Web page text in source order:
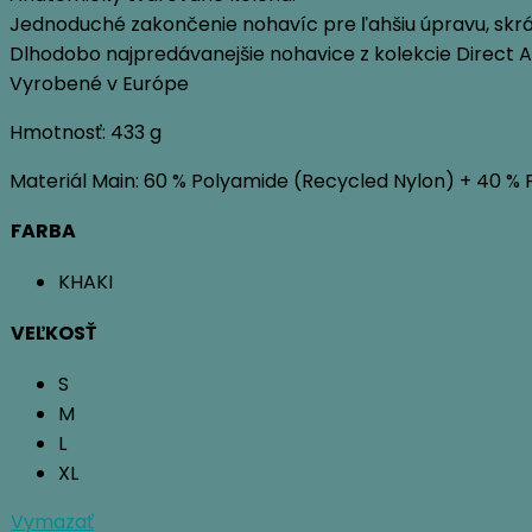
Jednoduché zakončenie nohavíc pre ľahšiu úpravu,
Dlhodobo najpredávanejšie nohavice z kolekcie Direct
Vyrobené v Európe
Hmotnosť: 433 g
Materiál Main: 60 % Polyamide (Recycled Nylon) + 40
FARBA
KHAKI
VEĽKOSŤ
S
M
L
XL
Vymazať